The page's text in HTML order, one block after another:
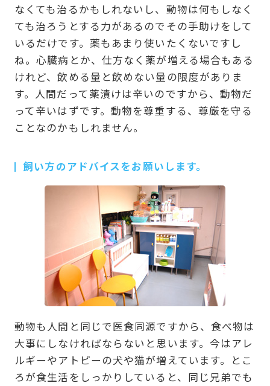
なくても治るかもしれないし、動物は何もしなく
ても治ろうとする力があるのでその手助けをして
いるだけです。薬もあまり使いたくないですし
ね。心臓病とか、仕方なく薬が増える場合もある
けれど、飲める量と飲めない量の限度がありま
す。人間だって薬漬けは辛いのですから、動物だ
って辛いはずです。動物を尊重する、尊厳を守る
ことなのかもしれません。
飼い方のアドバイスをお願いします。
動物も人間と同じで医食同源ですから、食べ物は
大事にしなければならないと思います。今はアレ
ルギーやアトピーの犬や猫が増えています。とこ
ろが食生活をしっかりしていると、同じ兄弟でも